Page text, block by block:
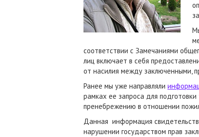
соответствии с Замечаниями
лиц включает в себя
от насилия между заключенными,
Ранее мы уже направляли
рамках ее запроса для
пренебрежению в отношении
Данная информация
нарушении государством прав